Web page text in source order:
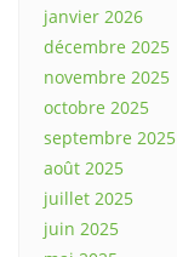
janvier 2026
décembre 2025
novembre 2025
octobre 2025
septembre 2025
août 2025
juillet 2025
juin 2025